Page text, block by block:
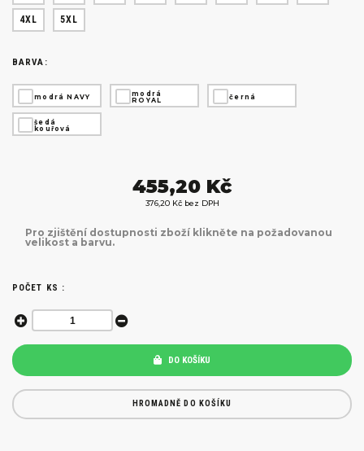
4XL 5XL
BARVA:
modrá NAVY
modrá
ROYAL
černá
šedá
kouřová
455,20 Kč
376,20 Kč bez DPH
Pro zjištění dostupnosti zboží klikněte na požadovanou
velikost a barvu.
POČET KS :
DO KOŠÍKU
HROMADNĚ DO KOŠÍKU